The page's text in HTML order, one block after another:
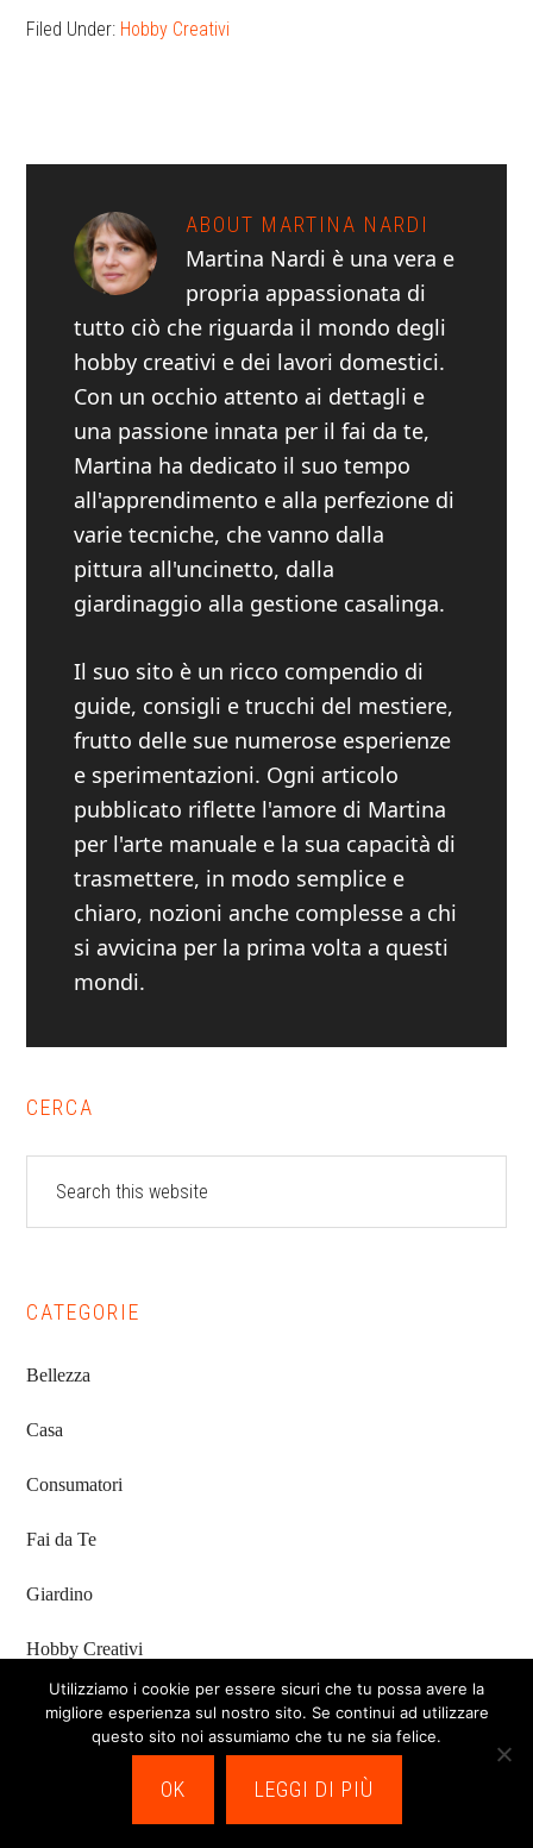
Filed Under: Hobby Creativi
ABOUT MARTINA NARDI
Martina Nardi è una vera e
propria appassionata di
tutto ciò che riguarda il mondo degli
hobby creativi e dei lavori domestici.
Con un occhio attento ai dettagli e
una passione innata per il fai da te,
Martina ha dedicato il suo tempo
all'apprendimento e alla perfezione di
varie tecniche, che vanno dalla
pittura all'uncinetto, dalla
giardinaggio alla gestione casalinga.
Il suo sito è un ricco compendio di
guide, consigli e trucchi del mestiere,
frutto delle sue numerose esperienze
e sperimentazioni. Ogni articolo
pubblicato riflette l'amore di Martina
per l'arte manuale e la sua capacità di
trasmettere, in modo semplice e
chiaro, nozioni anche complesse a chi
si avvicina per la prima volta a questi
mondi.
Primary
Sidebar
CERCA
website
CATEGORIE
Bellezza
Casa
Consumatori
Fai da Te
Giardino
Hobby Creativi
Lavori Domestici
Utilizziamo i cookie per essere sicuri che tu possa avere la
migliore esperienza sul nostro sito. Se continui ad utilizzare
questo sito noi assumiamo che tu ne sia felice.
OK LEGGI DI PIÙ